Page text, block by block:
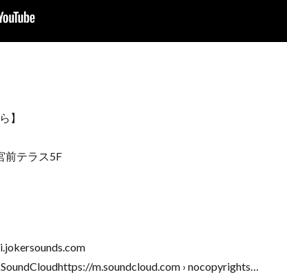
】
前テラス5F
m.soundcloud.com › nocopyrights…